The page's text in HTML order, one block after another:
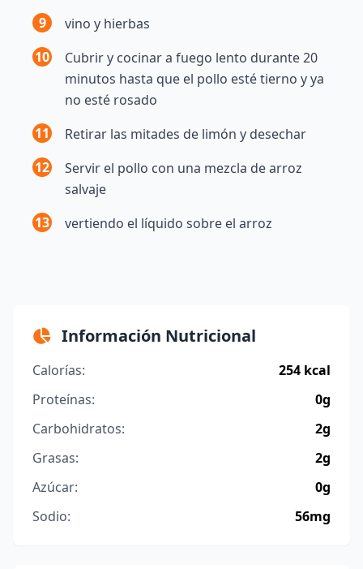
9
vino y hierbas
10
Cubrir y cocinar a fuego lento durante 20
minutos hasta que el pollo esté tierno y ya
no esté rosado
11
Retirar las mitades de limón y desechar
12
Servir el pollo con una mezcla de arroz
salvaje
13
vertiendo el líquido sobre el arroz
Información Nutricional
Calorías:
254 kcal
Proteínas:
0g
Carbohidratos:
2g
Grasas:
2g
Azúcar:
0g
Sodio:
56mg